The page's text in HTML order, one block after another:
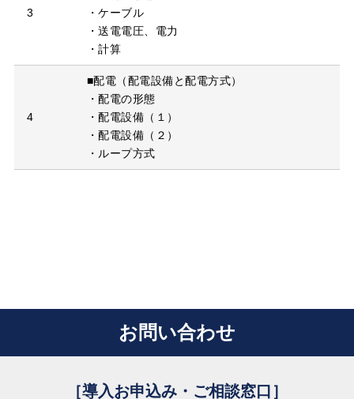
3
・ケーブル
・送電電圧、電力
・計算
4
■配電（配電設備と配電方式）
・配電の形態
・配電設備（１）
・配電設備（２）
・ループ方式
お問い合わせ
［導入お申込み・ご相談窓口］